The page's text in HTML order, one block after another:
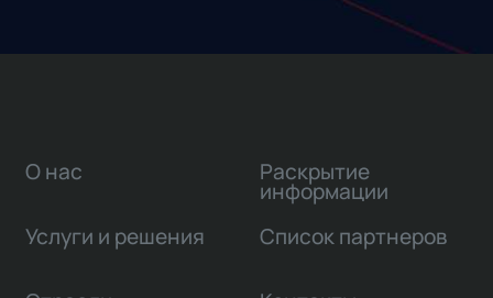
О нас
Услуги и решения
Раскрытие
информации
Список партнеров